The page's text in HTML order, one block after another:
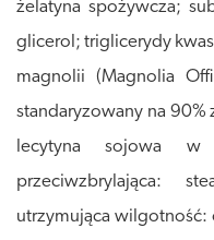
żelatyna spożywcza;
glicerol; triglicerydy
magnolii (Magnolia
standaryzowany na
lecytyna sojowa w
przeciwzbrylająca:
utrzymująca